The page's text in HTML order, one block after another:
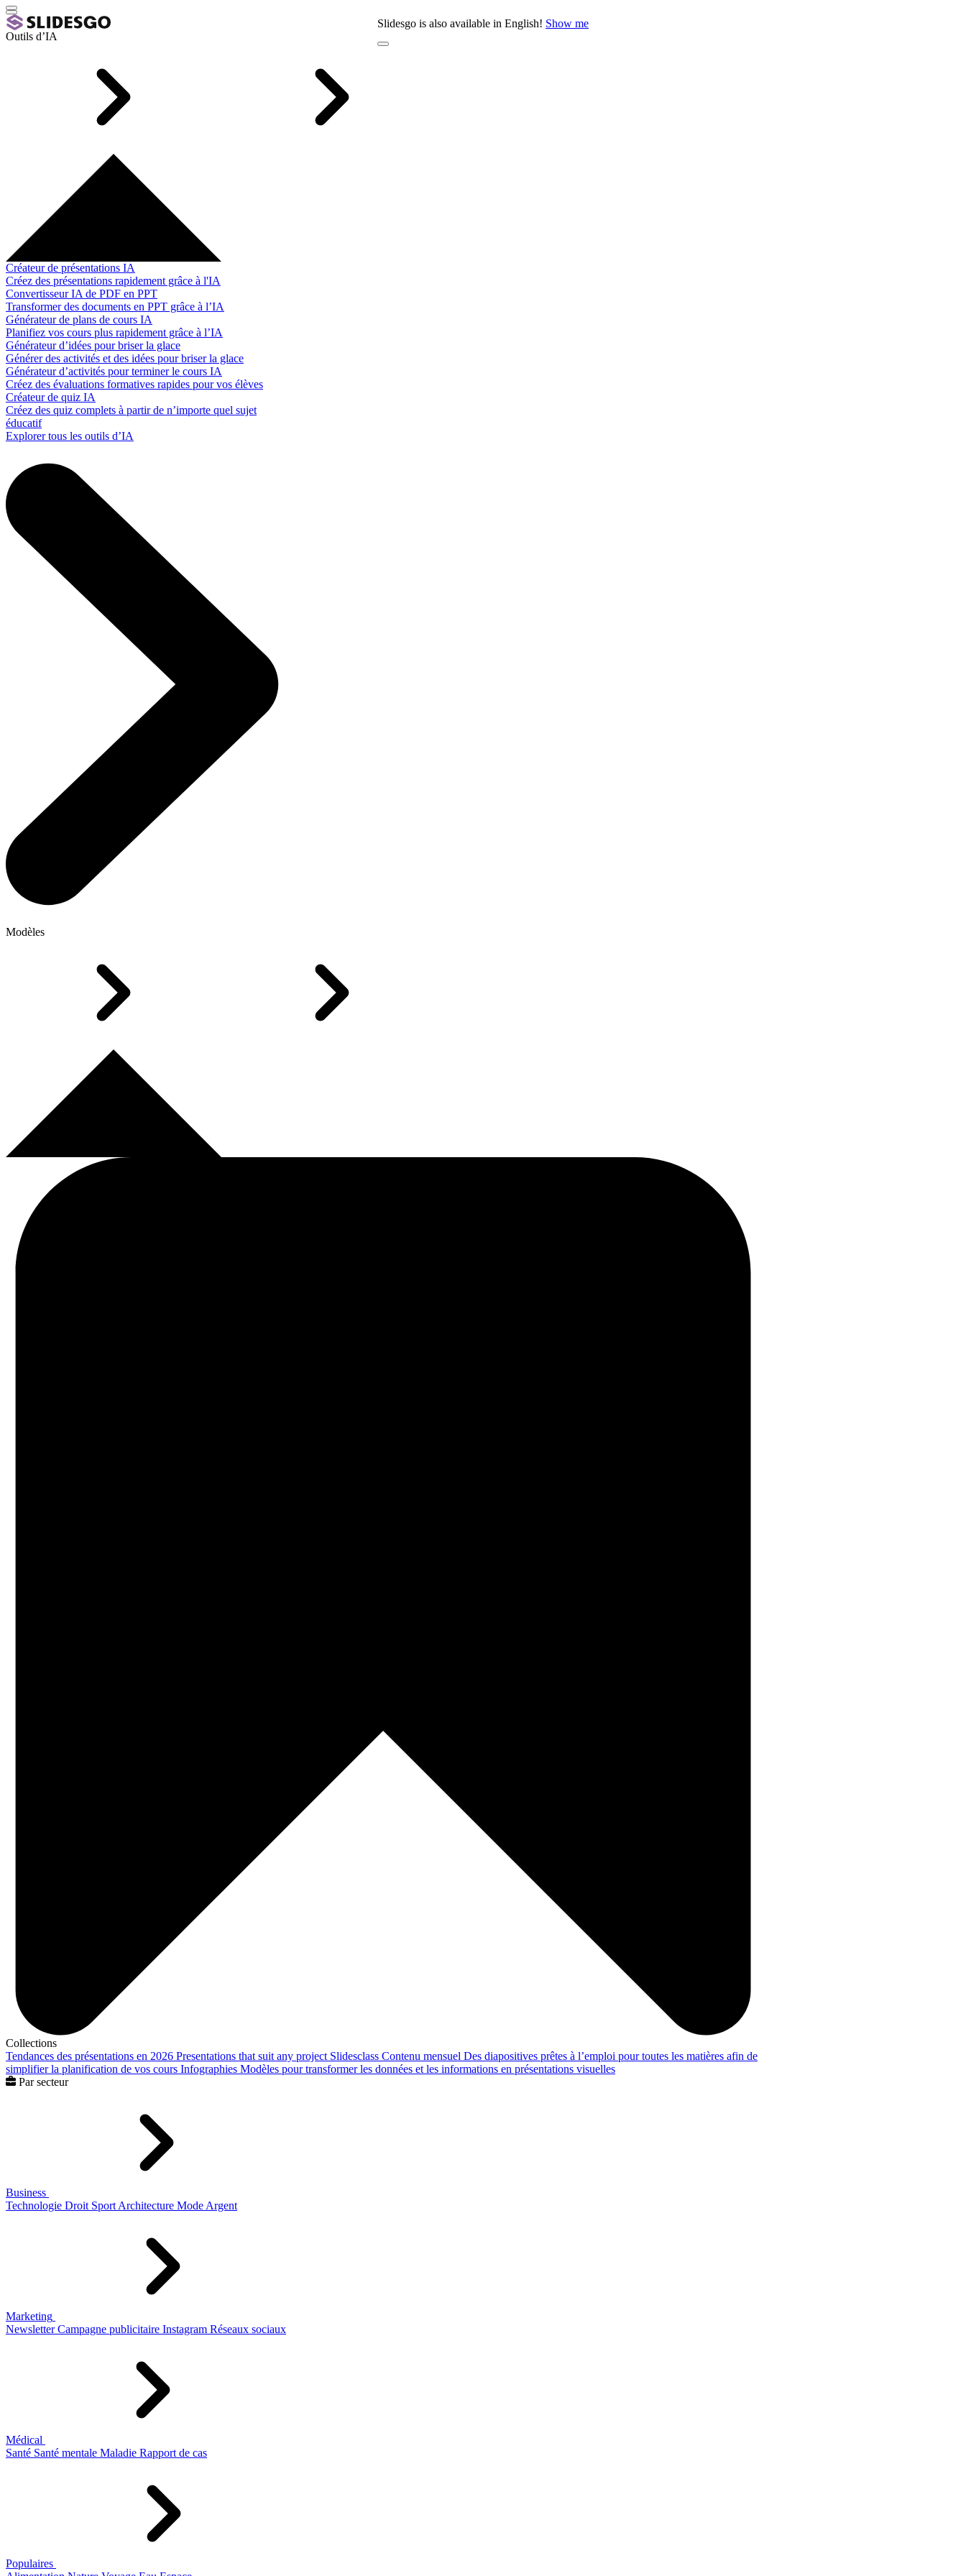
Slidesgo is also available in English! Show me
Outils d’IA
Créateur de présentations IA
Créez des présentations rapidement grâce à l'IA
Convertisseur IA de PDF en PPT
Transformer des documents en PPT grâce à l’IA
Générateur de plans de cours IA
Planifiez vos cours plus rapidement grâce à l’IA
Générateur d’idées pour briser la glace
Générer des activités et des idées pour briser la glace
Générateur d’activités pour terminer le cours IA
Créez des évaluations formatives rapides pour vos élèves
Créateur de quiz IA
Créez des quiz complets à partir de n’importe quel sujet
éducatif
Explorer tous les outils d’IA
Modèles
Collections
Tendances des présentations en 2026 Presentations that suit any project Slidesclass Contenu mensuel Des diapositives prêtes à l’emploi pour toutes les matières afin de
simplifier la planification de vos cours Infographies Modèles pour transformer les données et les informations en présentations visuelles
Par secteur
Business
Technologie Droit Sport Architecture Mode Argent
Marketing
Newsletter Campagne publicitaire Instagram Réseaux sociaux
Médical
Santé Santé mentale Maladie Rapport de cas
Populaires